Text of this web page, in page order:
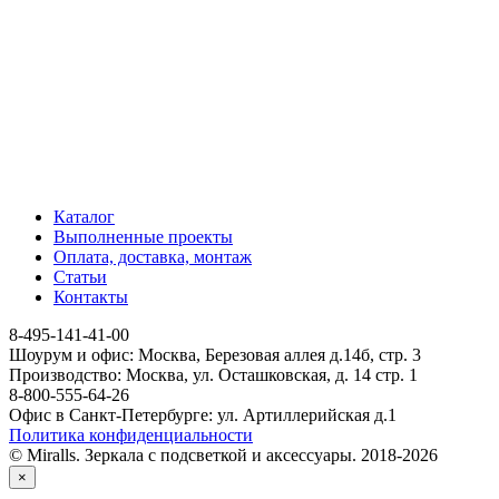
Каталог
Выполненные проекты
Оплата, доставка, монтаж
Статьи
Контакты
8-495-141-41-00
Шоурум и офис: Москва, Березовая аллея д.14б, стр. 3
Производство: Москва, ул. Осташковская, д. 14 стр. 1
8-800-555-64-26
Офис в Санкт-Петербурге: ул. Артиллерийская д.1
Политика конфиденциальности
© Miralls. Зеркала с подсветкой и аксессуары. 2018-2026
×